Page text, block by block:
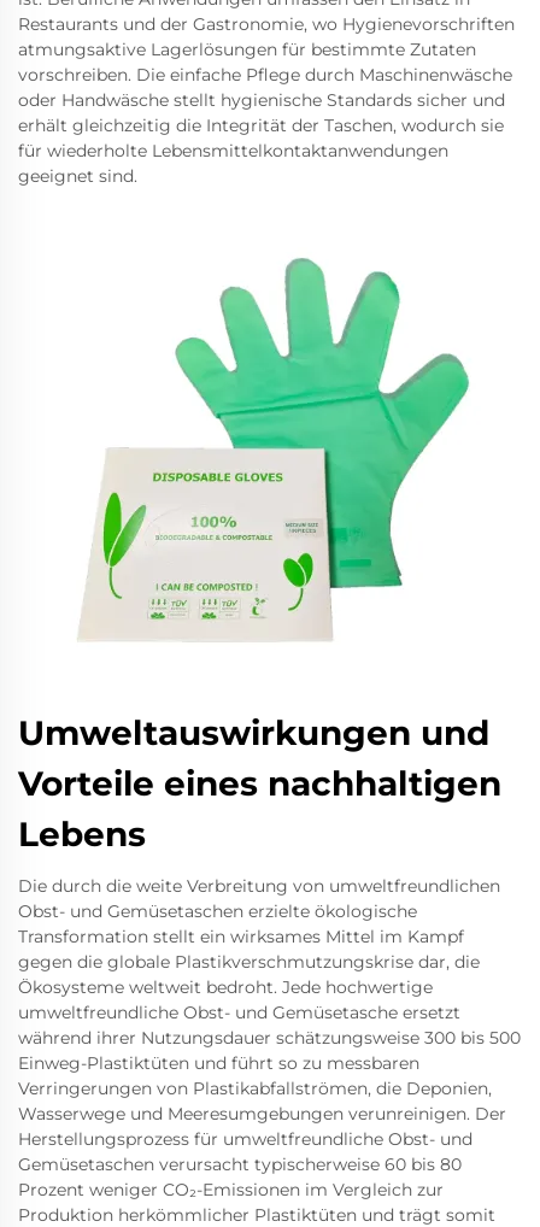
Restaurants und der Gastronomie, wo Hygienevorschriften
atmungsaktive Lagerlösungen für bestimmte Zutaten
vorschreiben. Die einfache Pflege durch Maschinenwäsche
oder Handwäsche stellt hygienische Standards sicher und
erhält gleichzeitig die Integrität der Taschen, wodurch sie
für wiederholte Lebensmittelkontaktanwendungen
geeignet sind.
Umweltauswirkungen und
Vorteile eines nachhaltigen
Lebens
Die durch die weite Verbreitung von umweltfreundlichen
Obst- und Gemüsetaschen erzielte ökologische
Transformation stellt ein wirksames Mittel im Kampf
gegen die globale Plastikverschmutzungskrise dar, die
Ökosysteme weltweit bedroht. Jede hochwertige
umweltfreundliche Obst- und Gemüsetasche ersetzt
während ihrer Nutzungsdauer schätzungsweise 300 bis 500
Einweg-Plastiktüten und führt so zu messbaren
Verringerungen von Plastikabfallströmen, die Deponien,
Wasserwege und Meeresumgebungen verunreinigen. Der
Herstellungsprozess für umweltfreundliche Obst- und
Gemüsetaschen verursacht typischerweise 60 bis 80
Prozent weniger CO₂-Emissionen im Vergleich zur
Produktion herkömmlicher Plastiktüten und trägt somit